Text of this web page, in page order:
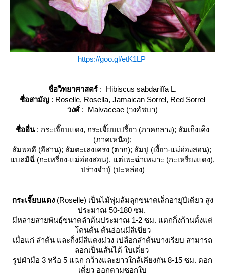
https://goo.gl/etK1LP
ชื่อวิทยาศาสตร์: Hibiscus sabdariffa L.
ชื่อสามัญ : Roselle, Rosella, Jamaican Sorrel, Red Sorrel
วงศ์ : Malvaceae (วงศ์ชบา)
ชื่ออื่น: กระเจี๊ยบแดง, กระเจี๊ยบเปรี้ยว (ภาคกลาง); ส้มเก็งเค็ง
(ภาคเหนือ);
ส้มพอดี (อีสาน); ส้มตะเลงเครง (ตาก); ส้มปู (เงี้ยว-แม่ฮ่องสอน);
บลมีฉี่ (กะเหรี่ยง-แม่ฮ่องสอน), แต่เพะฉ่าเหมาะ (กะเหรี่ยงแดง),
ปร่างจำบู้ (ปะหล่อง)
กระเจี๊ยบแดง(Roselle) เป็นไม้พุ่มล้มลุกขนาดเล็กอายุปีเดียว สูง
ประมาณ 50-180 ซม.
มีหลายสายพันธุ์ขนาดลำต้นประมาณ 1-2 ซม. แตกกิ่งก้านตั้งแต่
คนต้น ต้นอ่อนมีสีเขียว
เมื่อแก่ ลำต้น และกิ่งมีสีแดงม่วง เปลือกลำต้นบางเรียบ สามารถ
ลอกเป็นเส้นได้ ใบเดี่ยว
รูปฝ่ามือ 3 หรือ 5 แฉก กว้างและยาวใกล้เคียงกัน 8-15 ซม. ดอก
เดี่ยว ออกตามซอกใบ